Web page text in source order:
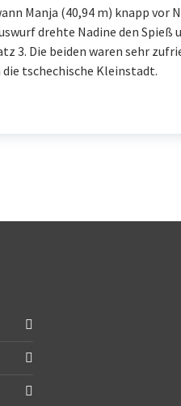
Manja (40,94 m) knapp vor
drehte Nadine den Spieß
3. Die beiden waren sehr
tschechische Kleinstadt.